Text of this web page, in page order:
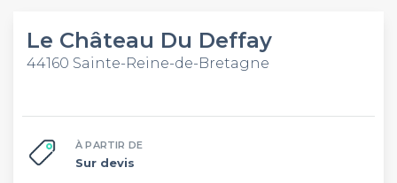
Le Château Du Deffay
44160 Sainte-Reine-de-Bretagne
À PARTIR DE
Sur devis